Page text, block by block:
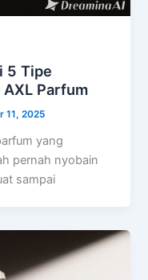
5 Tipe
Parfum
11, 2025
yang
pernah nyobain
sampai